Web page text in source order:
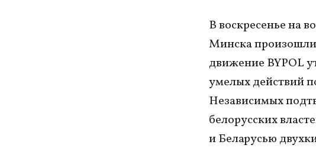
В воскресенье на
Минска
движение BYPOL
умелых действий
Независимых
белорусских
и Беларусью